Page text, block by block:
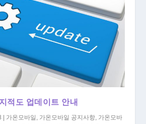
적도 업데이트 안내
가온모바일 , 가온모바일 공지사항, 가온모바